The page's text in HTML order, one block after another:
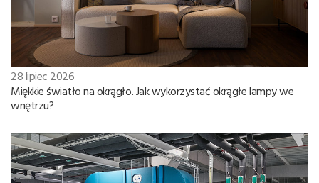
28 lipiec 2026
Miękkie światło na okrągło. Jak wykorzystać okrągłe lampy we
wnętrzu?